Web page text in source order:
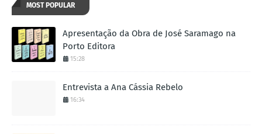
MOST POPULAR
Apresentação da Obra de José Saramago na
Porto Editora
15:28
Entrevista a Ana Cássia Rebelo
16:34